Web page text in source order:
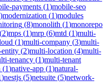
payments (1)mobile-seo
)modernization (1)modules
(8)monolith (1)monorepo
(2)mps (1)mrp (6)mtd (1)multi-
(1)multi-company (3)multi-
(2)multi-location (4)multi-
tenancy (1)multi-tenant
(1)native-app (1)natural-
)nestjs (5)netsuite (5)network-